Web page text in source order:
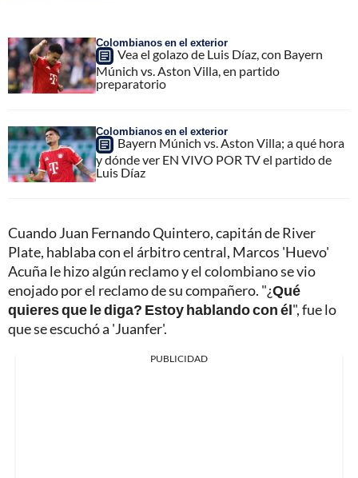
Colombianos en el exterior
Vea el golazo de Luis Díaz, con Bayern
Múnich vs. Aston Villa, en partido
preparatorio
Colombianos en el exterior
Bayern Múnich vs. Aston Villa; a qué hora
y dónde ver EN VIVO POR TV el partido de
Luis Díaz
Cuando Juan Fernando Quintero, capitán de River
Plate, hablaba con el árbitro central, Marcos 'Huevo'
Acuña le hizo algún reclamo y el colombiano se vio
enojado por el reclamo de su compañero. "¿Qué
quieres que le diga? Estoy hablando con él", fue lo
que se escuchó a 'Juanfer'.
PUBLICIDAD